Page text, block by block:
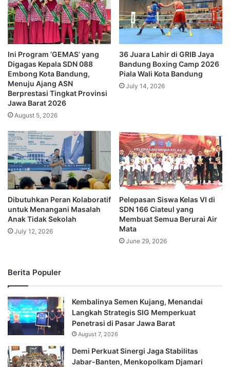
Ini Program ‘GEMAS’ yang
Digagas Kepala SDN 088
Embong Kota Bandung,
Menuju Ajang ASN
Berprestasi Tingkat Provinsi
Jawa Barat 2026
August 5, 2026
36 Juara Lahir di GRIB Jaya
Bandung Boxing Camp 2026
Piala Wali Kota Bandung
July 14, 2026
Dibutuhkan Peran Kolaboratif
untuk Menangani Masalah
Anak Tidak Sekolah
July 12, 2026
Pelepasan Siswa Kelas VI di
SDN 166 Ciateul yang
Membuat Semua Berurai Air
Mata
June 29, 2026
Berita Populer
Kembalinya Semen Kujang, Menandai
Langkah Strategis SIG Memperkuat
Penetrasi di Pasar Jawa Barat
August 7, 2026
Demi Perkuat Sinergi Jaga Stabilitas
Jabar-Banten, Menkopolkam Djamari